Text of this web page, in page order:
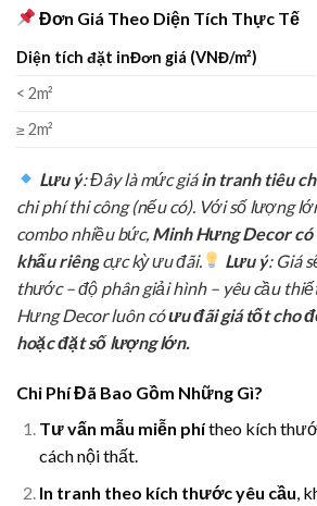
Đơn Giá Theo Diện Tích Thực Tế
Diện tích đặt inĐơn giá (VNĐ/m²)
< 2m²
≥ 2m²
Lưu ý: Đây là mức giáin tranh tiêu
chi phí thi công (nếu có). Với số lượng
combo nhiều bức, Minh Hưng Decor có
khấu riêng cực kỳ ưu đãi. Lưu ý: Giá
thước – độ phân giải hình – yêu cầu
Hưng Decor luôn cóưu đãi giá tốt cho
hoặc đặt số lượng lớn.
Chi Phí Đã Bao Gồm Những Gì?
Tư vấn mẫu miễn phítheo kích
cách nội thất.
In tranh theo kích thước yêu cầu,